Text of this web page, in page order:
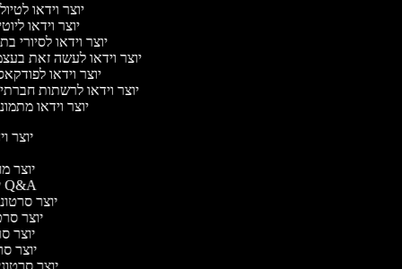
יוצר וידאו
יוצר וידאו
יוצר וידאו לסיורי
יוצר וידאו לעשה זאת
יוצר וידאו
יוצר וידאו לרשתות
יוצר וידאו
יוצר
יוצר
יוצר סרטוני Q&A
יוצר
יוצר
יוצר
יוצר